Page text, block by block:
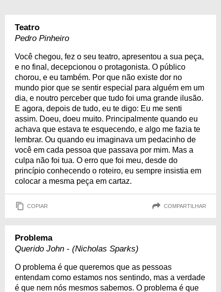
Teatro
Pedro Pinheiro
Você chegou, fez o seu teatro, apresentou a sua peça,
e no final, decepcionou o protagonista. O público
chorou, e eu também. Por que não existe dor no
mundo pior que se sentir especial para alguém em um
dia, e noutro perceber que tudo foi uma grande ilusão.
E agora, depois de tudo, eu te digo: Eu me senti
assim. Doeu, doeu muito. Principalmente quando eu
achava que estava te esquecendo, e algo me fazia te
lembrar. Ou quando eu imaginava um pedacinho de
você em cada pessoa que passava por mim. Mas a
culpa não foi tua. O erro que foi meu, desde do
princípio conhecendo o roteiro, eu sempre insistia em
colocar a mesma peça em cartaz.
COPIAR COMPARTILHAR
Problema
Querido John - (Nicholas Sparks)
O problema é que queremos que as pessoas
entendam como estamos nos sentindo, mas a verdade
é que nem nós mesmos sabemos. O problema é que